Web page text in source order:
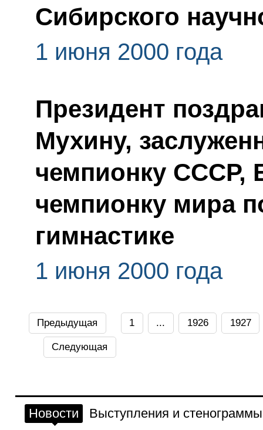
Сибирского
1 июня 2000 года
Президент
Мухину,
чемпионку СССР,
чемпионку мира
гимнастике
1 июня 2000 года
Предыдущая 1 ... 1926 1927
Следующая
Новости
Выступления и стенограммы